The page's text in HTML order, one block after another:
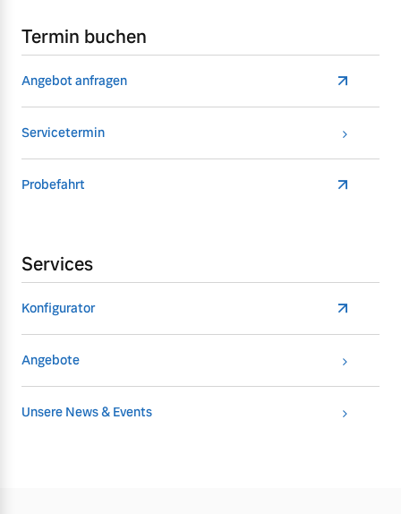
Termin buchen
Angebot anfragen
Servicetermin
Probefahrt
Services
Konfigurator
Angebote
Unsere News & Events